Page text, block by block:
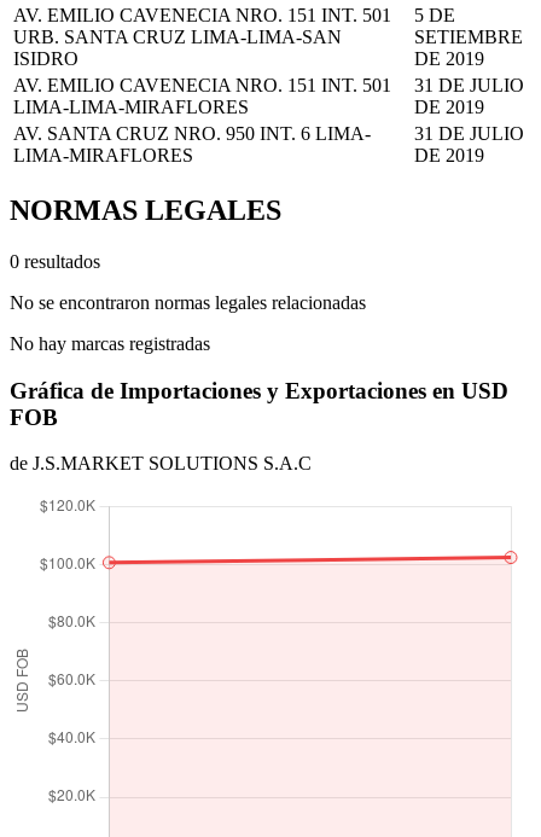
AV. EMILIO CAVENECIA NRO. 151 INT. 501
URB. SANTA CRUZ LIMA-LIMA-SAN
ISIDRO
5 DE
SETIEMBRE
DE 2019
AV. EMILIO CAVENECIA NRO. 151 INT. 501
LIMA-LIMA-MIRAFLORES
31 DE JULIO
DE 2019
AV. SANTA CRUZ NRO. 950 INT. 6 LIMA-
LIMA-MIRAFLORES
31 DE JULIO
DE 2019
NORMAS LEGALES
0 resultados
No se encontraron normas legales relacionadas
No hay marcas registradas
Gráfica de Importaciones y Exportaciones en USD
FOB
de J.S.MARKET SOLUTIONS S.A.C